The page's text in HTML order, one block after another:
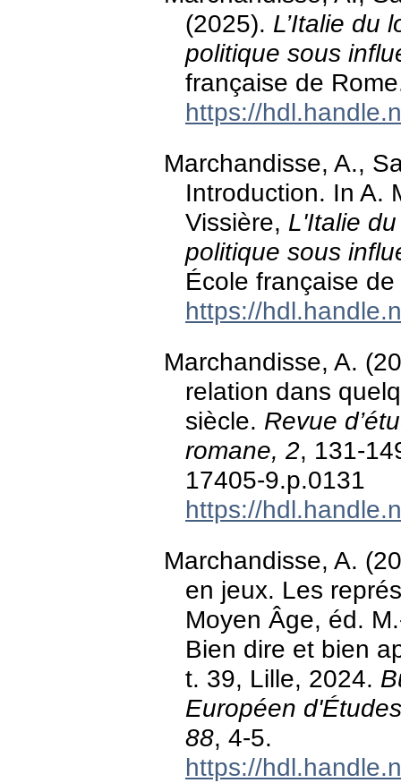
(2025). L’Italie du
politique sous
française de
https://
Marchandisse, A.,
Introduction. In A.
Vissière, L'Italie
politique sous
École française
https://
Marchandisse, A.
relation dans
siècle. Revue
romane, 2, 131-
17405-9.p.0131
https://
Marchandisse, A.
en jeux. Les
Moyen Âge, éd.
Bien dire et bien
t. 39, Lille, 2024.
Européen
88, 4-5.
https://